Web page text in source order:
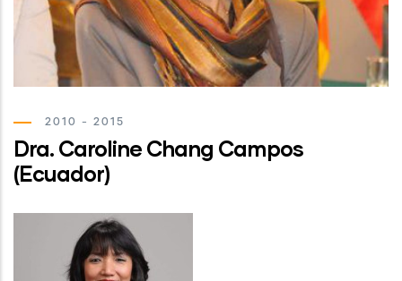
2010 - 2015
Dra. Caroline Chang Campos
(Ecuador)